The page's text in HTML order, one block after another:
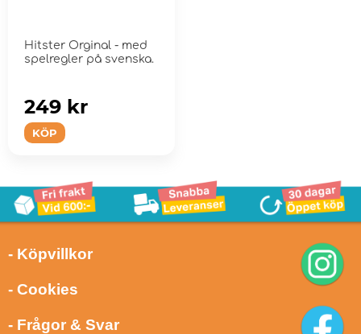
Hitster Orginal - med
spelregler på svenska.
KÖP
249 kr
- Köpvillkor
- Cookies
- Frågor & Svar